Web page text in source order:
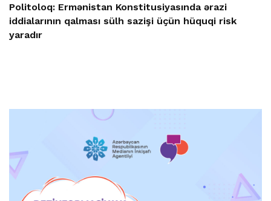
Politoloq: Ermənistan Konstitusiyasında ərazi
iddialarının qalması sülh sazişi üçün hüquqi risk
yaradır